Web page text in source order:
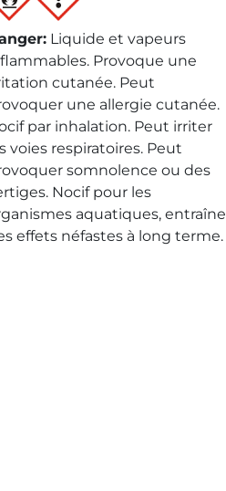
: Liquide et vapeurs
Provoque une
cutanée. Peut
une allergie cutanée.
par inhalation. Peut irriter
voies respiratoires. Peut
somnolence ou des
Nocif pour les
aquatiques, entraîne
effets néfastes à long terme.